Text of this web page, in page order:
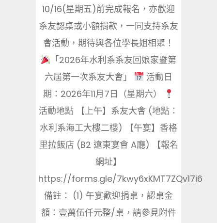
10/16(星期五)前完成報名，亦歡迎
系友認桌或小額捐款，一同支持系友
會活動，期待與各位學長姐相聚！
「2026年水利系系友回娘家暨第
六屆第一次系友大會」
活動日
期：2026年11月7日（星期六）
活動地點 【上午】系友大會 (地點：
水利系海工大樓二樓) 【午宴】香格
里拉飯店 (B2 遠東宴會 A廳) 【報名
網址】
https://forms.gle/7kwy6xKMT7ZQv17i6
備註： (1) 午宴歡迎捐桌，認桌金
額：壹萬伍仟元整/桌，請參見附件